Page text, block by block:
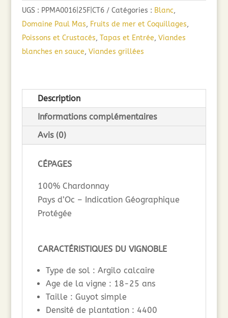
UGS : PPMA0016|25F|CT6 Catégories : Blanc,
Domaine Paul Mas, Fruits de mer et Coquillages,
Poissons et Crustacés, Tapas et Entrée, Viandes
blanches en sauce, Viandes grillées
Description
Informations complémentaires
Avis (0)
CÉPAGES
100% Chardonnay
Pays d’Oc – Indication Géographique
Protégée
CARACTÉRISTIQUES DU VIGNOBLE
Type de sol : Argilo calcaire
Age de la vigne : 18-25 ans
Taille : Guyot simple
Densité de plantation : 4400